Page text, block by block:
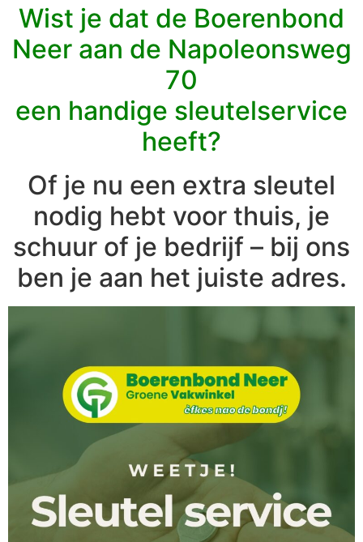
Wist je dat de Boerenbond
Neer aan de Napoleonsweg
70
een handige sleutelservice
heeft?
Of je nu een extra sleutel
nodig hebt voor thuis, je
schuur of je bedrijf – bij ons
ben je aan het juiste adres.